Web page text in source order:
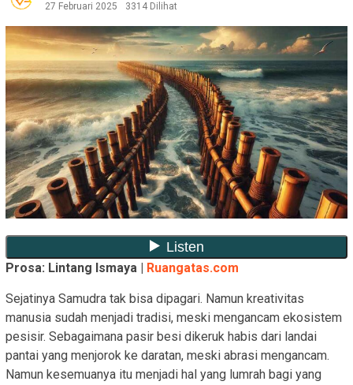
27 Februari 2025
3314 Dilihat
Prosa: Lintang Ismaya | Ruangatas.com
Sejatinya Samudra tak bisa dipagari. Namun kreativitas
manusia sudah menjadi tradisi, meski mengancam ekosistem
pesisir. Sebagaimana pasir besi dikeruk habis dari landai
pantai yang menjorok ke daratan, meski abrasi mengancam.
Namun kesemuanya itu menjadi hal yang lumrah bagi yang